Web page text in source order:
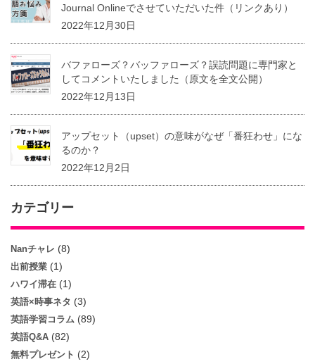
Journal Onlineでさせていただいた件（リンクあり）
2022年12月30日
バファローズ？バッファローズ？誤読問題に専門家と
してコメントいたしました（原文を全文公開）
2022年12月13日
アップセット（upset）の意味がなぜ「番狂わせ」にな
るのか？
2022年12月2日
カテゴリー
Nanチャレ (8)
出前授業 (1)
ハワイ滞在 (1)
英語×時事ネタ (3)
英語学習コラム (89)
英語Q&A (82)
無料プレゼント (2)